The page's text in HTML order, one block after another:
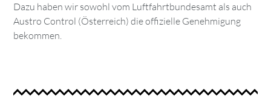
Dazu haben wir sowohl vom Luftfahrtbundesamt als auch
Austro Control (Österreich) die offizielle Genehmigung
bekommen.